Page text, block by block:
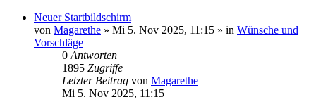
Neuer Startbildschirm
von Magarethe » Mi 5. Nov 2025, 11:15 » in Wünsche und
Vorschläge
0 Antworten
1895 Zugriffe
Letzter Beitrag von Magarethe
Mi 5. Nov 2025, 11:15